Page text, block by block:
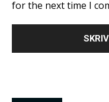
for the next time I